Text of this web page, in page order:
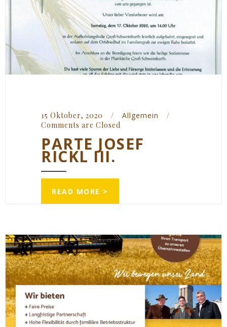
15 Oktober, 2020 / Allgemein
/
Comments are Closed
PARTE JOSEF
RICKL III.
READ MORE >